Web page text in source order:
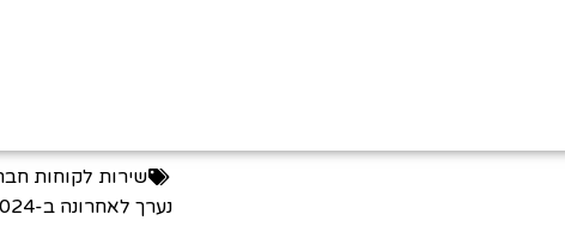
שירות לקוחות
נערך לאחרונה ב-